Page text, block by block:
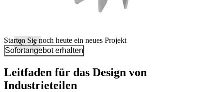
Starten Sie noch heute ein neues Projekt
Sofortangebot erhalten
Leitfaden für das Design von
Industrieteilen